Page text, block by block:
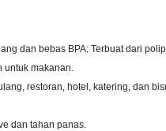
dan bebas BPA: Terbuat dari
untuk makanan.
restoran, hotel, katering, dan
dan tahan panas.